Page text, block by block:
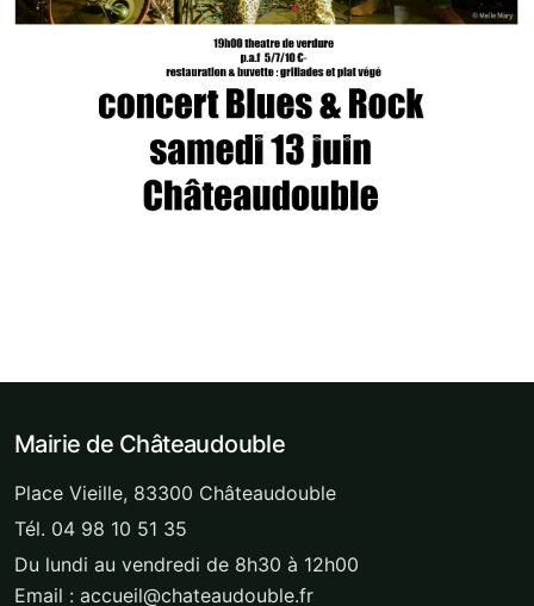
Mairie de Châteaudouble
Place Vieille, 83300 Châteaudouble
Tél. 04 98 10 51 35
Du lundi au vendredi de 8h30 à 12h00
Email : accueil@chateaudouble.fr